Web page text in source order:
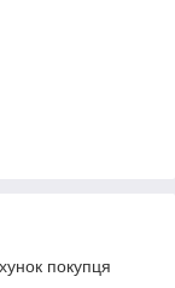
покупця